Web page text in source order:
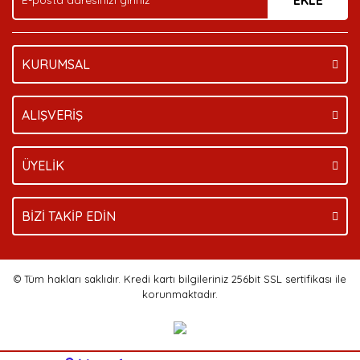
KURUMSAL
ALIŞVERİŞ
ÜYELİK
BİZİ TAKİP EDİN
© Tüm hakları saklıdır. Kredi kartı bilgileriniz 256bit SSL sertifikası ile
korunmaktadır.